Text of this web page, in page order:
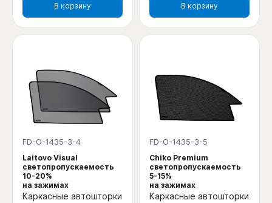
В корзину В корзину
FD-O-1435-3-4
Laitovo Visual
светопропускаемость
10-20%
на зажимах
Каркасные автошторки
FD-O-1435-3-5
Chiko Premium
светопропускаемость
5-15%
на зажимах
Каркасные автошторки